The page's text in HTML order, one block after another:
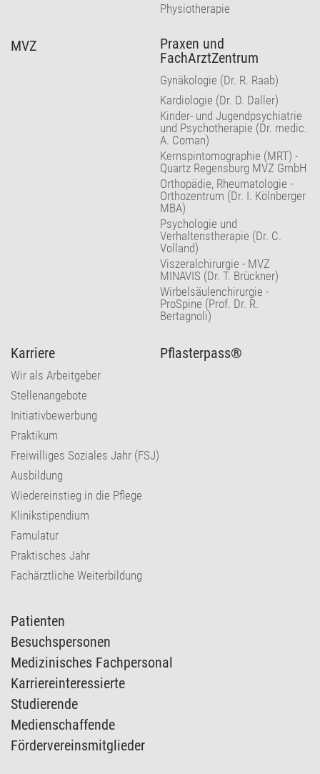
Physiotherapie
MVZ
Praxen und
FachArztZentrum
Gynäkologie (Dr. R. Raab)
Kardiologie (Dr. D. Daller)
Kinder- und Jugendpsychiatrie
und Psychotherapie (Dr. medic.
A. Coman)
Kernspintomographie (MRT) -
Quartz Regensburg MVZ GmbH
Orthopädie, Rheumatologie -
Orthozentrum (Dr. I. Kölnberger
MBA)
Psychologie und
Verhaltenstherapie (Dr. C.
Volland)
Viszeralchirurgie - MVZ
MINAVIS (Dr. T. Brückner)
Wirbelsäulenchirurgie -
ProSpine (Prof. Dr. R.
Bertagnoli)
Karriere
Wir als Arbeitgeber
Stellenangebote
Initiativbewerbung
Praktikum
Freiwilliges Soziales Jahr (FSJ)
Ausbildung
Wiedereinstieg in die Pflege
Klinikstipendium
Famulatur
Praktisches Jahr
Fachärztliche Weiterbildung
Pflasterpass®
Patienten
Besuchspersonen
Medizinisches Fachpersonal
Karriereinteressierte
Studierende
Medienschaffende
Fördervereinsmitglieder